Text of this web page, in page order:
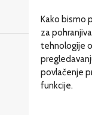
Kako bismo
za
tehnologije
povlačenje
funkcije.
Dosije
Drugi